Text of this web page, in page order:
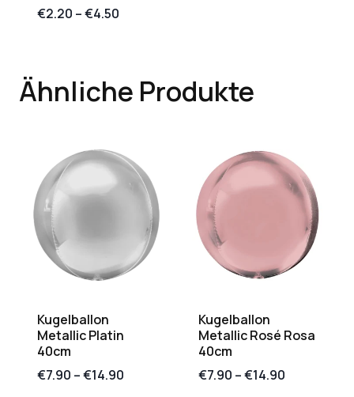
€2.20 –€4.50
Ähnliche Produkte
Kugelballon
Metallic Platin
40cm
€7.90 –€14.90
Kugelballon
Metallic Rosé Rosa
40cm
€7.90 –€14.90